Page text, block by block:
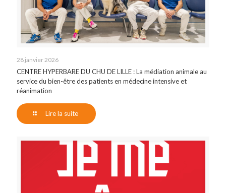
28 janvier 2026
CENTRE HYPERBARE DU CHU DE LILLE : La médiation animale au
service du bien-être des patients en médecine intensive et
réanimation
Lire la suite